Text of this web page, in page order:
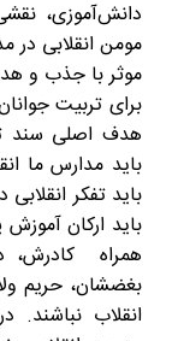
دانش‌آموزی،
مومن انقلابی در
موثر با جذب و
برای تربیت
هدف اصلی سند
باید مدارس ما
باید تفکر
باید ارکان
همراه کادرش،
بغضشان، حریم
انقلاب